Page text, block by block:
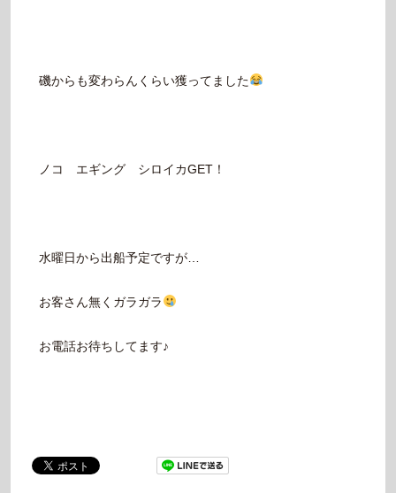
磯からも変わらんくらい獲ってました
ノコ エギング シロイカGET！
水曜日から出船予定ですが…
お客さん無くガラガラ
お電話お待ちしてます♪